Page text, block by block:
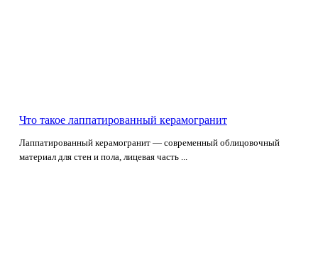
Что такое лаппатированный керамогранит
Лаппатированный керамогранит — современный облицовочный
материал для стен и пола, лицевая часть ...